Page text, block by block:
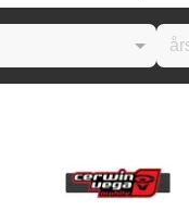
kan intressera